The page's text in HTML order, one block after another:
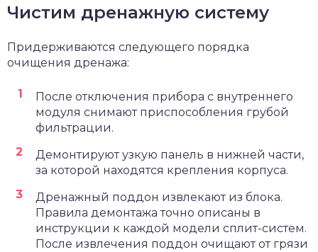
Чистим дренажную систему
Придерживаются следующего порядка
очищения дренажа:
После отключения прибора с внутреннего
модуля снимают приспособления грубой
фильтрации.
Демонтируют узкую панель в нижней части,
за которой находятся крепления корпуса.
Дренажный поддон извлекают из блока.
Правила демонтажа точно описаны в
инструкции к каждой модели сплит-систем.
После извлечения поддон очищают от грязи